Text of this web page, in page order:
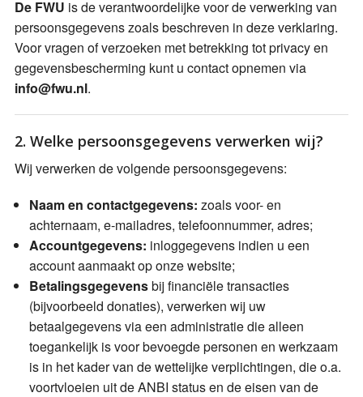
De FWU is de verantwoordelijke voor de verwerking van
persoonsgegevens zoals beschreven in deze verklaring.
Voor vragen of verzoeken met betrekking tot privacy en
gegevensbescherming kunt u contact opnemen via
info@fwu.nl.
2. Welke persoonsgegevens verwerken wij?
Wij verwerken de volgende persoonsgegevens:
Naam en contactgegevens: zoals voor- en
achternaam, e-mailadres, telefoonnummer, adres;
Accountgegevens: inloggegevens indien u een
account aanmaakt op onze website;
Betalingsgegevensbij financiële transacties
(bijvoorbeeld donaties), verwerken wij uw
betaalgegevens via een administratie die alleen
toegankelijk is voor bevoegde personen en werkzaam
is in het kader van de wettelijke verplichtingen, die o.a.
voortvloeien uit de ANBI status en de eisen van de